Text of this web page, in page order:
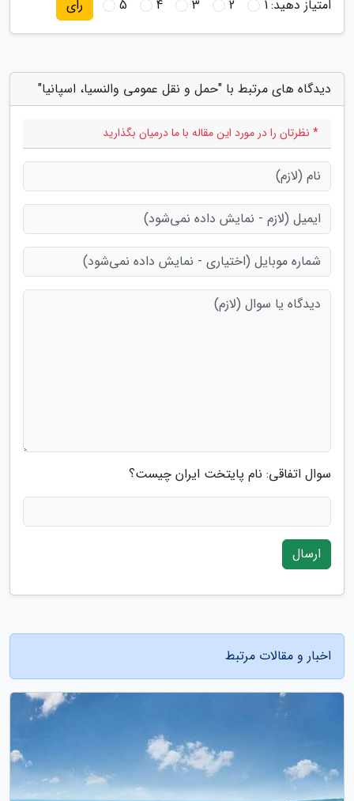
امتیاز دهید:1
2
3
4
5 رای
دیدگاه های مرتبط با "حمل و نقل عمومی والنسیا، اسپانیا"
* نظرتان را در مورد این مقاله با ما درمیان بگذارید
سوال اتفاقی: نام پایتخت ایران چیست؟
ارسال
اخبار و مقالات مرتبط